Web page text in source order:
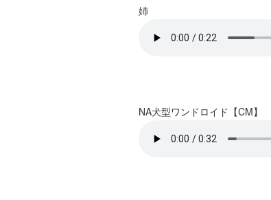
姉
NA犬型ワンドロイド【CM】